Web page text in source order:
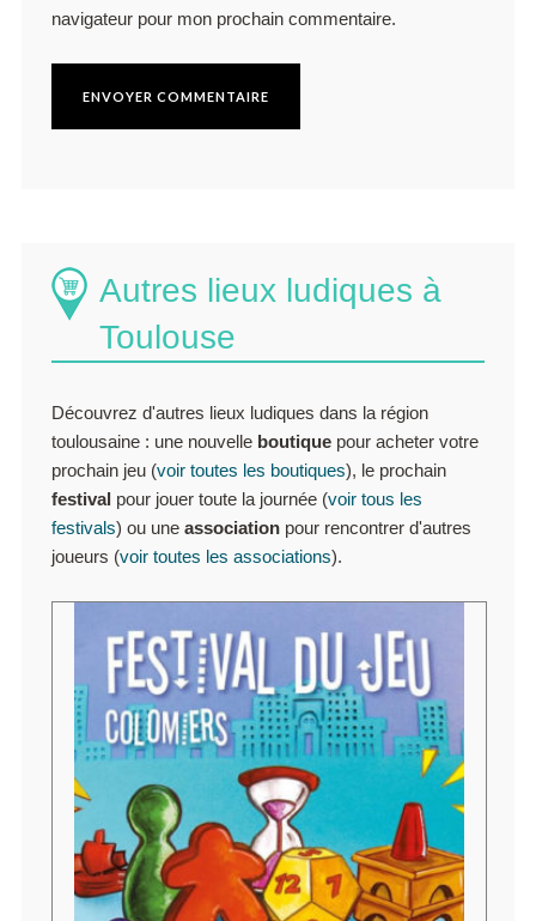
navigateur pour mon prochain commentaire.
Autres lieux ludiques à
Toulouse
Découvrez d'autres lieux ludiques dans la région
toulousaine : une nouvelle boutiquepour acheter votre
prochain jeu (voir toutes les boutiques), le prochain
festival pour jouer toute la journée (voir tous les
festivals) ou une associationpour rencontrer d'autres
joueurs (voir toutes les associations).